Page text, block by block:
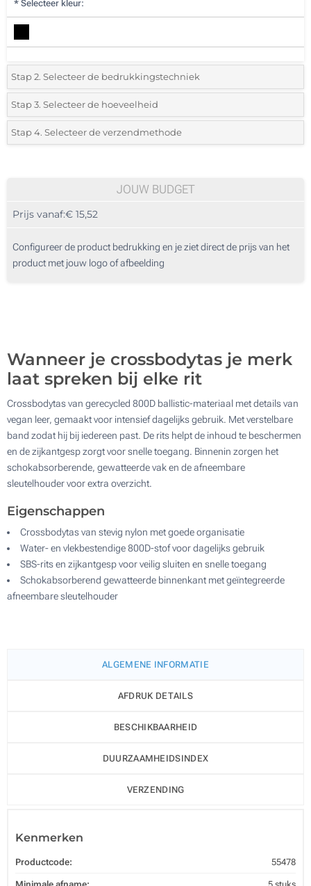
* Selecteer kleur:
Stap 2. Selecteer de bedrukkingstechniek
*Selecteer de bedrukking en kleuren van het logo:
1 Kleur (Aan de voorzijde)
Digitale full colour transfer (Aan de voorzijde)
Doming (Op het plaatje)
Stap 3. Selecteer de hoeveelheid
*Selecteer uit de lijst of voeg het gewenste aantal in
10
50
Stap 4. Selecteer de verzendmethode
JOUW BUDGET
Prijs vanaf:€ 15,52
Configureer de product bedrukking en je ziet direct de prijs van het
product met jouw logo of afbeelding
Wanneer je crossbodytas je merk
laat spreken bij elke rit
Crossbodytas van gerecycled 800D ballistic-materiaal met details van
vegan leer, gemaakt voor intensief dagelijks gebruik. Met verstelbare
band zodat hij bij iedereen past. De rits helpt de inhoud te beschermen
en de zijkantgesp zorgt voor snelle toegang. Binnenin zorgen het
schokabsorberende, gewatteerde vak en de afneembare
sleutelhouder voor extra overzicht.
Eigenschappen
Crossbodytas van stevig nylon met goede organisatie
Water- en vlekbestendige 800D-stof voor dagelijks gebruik
SBS-rits en zijkantgesp voor veilig sluiten en snelle toegang
Schokabsorberend gewatteerde binnenkant met geïntegreerde
afneembare sleutelhouder
ALGEMENE INFORMATIE
AFDRUK DETAILS
BESCHIKBAARHEID
DUURZAAMHEIDSINDEX
VERZENDING
Kenmerken
Productcode: 55478